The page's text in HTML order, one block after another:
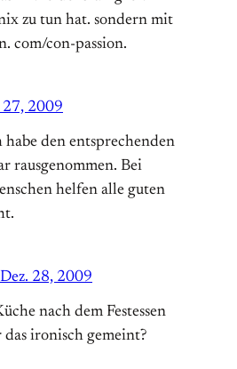
zu tun hat. sondern mit
com/con-passion.
27, 2009
den entsprechenden
rausgenommen. Bei
helfen alle guten
Dez. 28, 2009
nach dem Festessen
das ironisch gemeint?